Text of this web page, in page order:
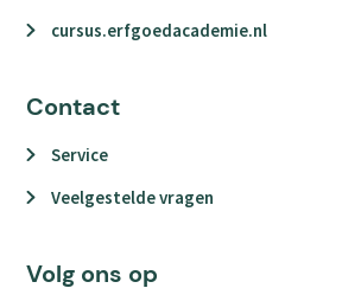
cursus.erfgoedacademie.nl
Contact
Service
Veelgestelde vragen
Volg ons op